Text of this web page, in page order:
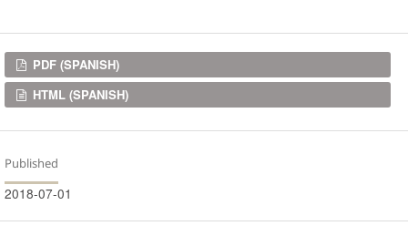
Downloads
PDF (SPANISH)
HTML (SPANISH)
Published
2018-07-01